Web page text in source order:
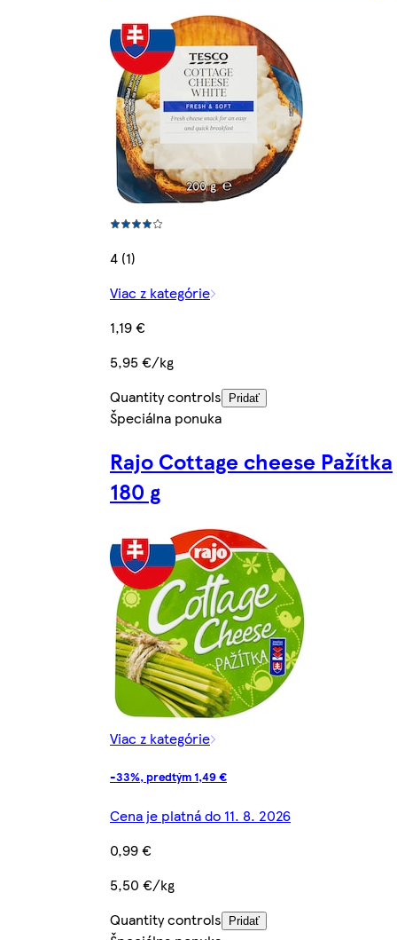
4 (1)
Viac z kategórie
1,19 €
5,95 €/kg
Quantity controls
Pridať
Špeciálna ponuka
Rajo Cottage cheese Pažítka
180 g
Viac z kategórie
-33%, predtým 1,49 €
Cena je platná do 11. 8. 2026
0,99 €
5,50 €/kg
Quantity controls
Pridať